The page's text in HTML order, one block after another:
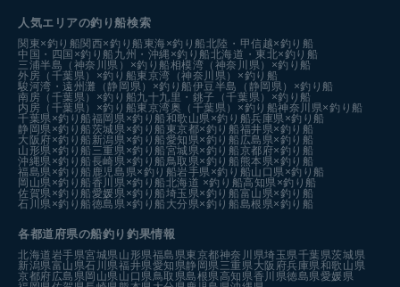
人気エリアの釣り船検索
関東×釣り船関西×釣り船 東海×釣り船北陸・甲信越×釣り船
中国・四国×釣り船 九州・沖縄×釣り船北海道・東北×釣り船
三浦半島（神奈川県）×釣り船相模湾（神奈川県）×釣り船
外房（千葉県）×釣り船東京湾（神奈川県）×釣り船
駿河湾・遠州灘（静岡県）×釣り船伊豆半島（静岡県）×釣り船
南房（千葉県）×釣り船九十九里・銚子（千葉県）×釣り船
内房（千葉県）×釣り船東京湾奥（千葉県）×釣り船神奈川県×釣り船
千葉県×釣り船福岡県×釣り船和歌山県×釣り船兵庫県×釣り船
静岡県×釣り船茨城県×釣り船 東京都×釣り船福井県×釣り船
大阪府×釣り船 新潟県×釣り船愛知県×釣り船 広島県×釣り船
山形県×釣り船 三重県×釣り船宮城県×釣り船京都府×釣り船
沖縄県×釣り船長崎県×釣り船 鳥取県×釣り船 熊本県×釣り船
福島県×釣り船 鹿児島県×釣り船岩手県×釣り船山口県×釣り船
岡山県×釣り船香川県×釣り船北海道 ×釣り船高知県×釣り船
佐賀県×釣り船愛媛県×釣り船埼玉県×釣り船富山県×釣り船
石川県×釣り船徳島県×釣り船 大分県×釣り船島根県×釣り船
各都道府県の船釣り釣果情報
北海道 岩手県宮城県 山形県福島県東京都神奈川県埼玉県千葉県茨城県
新潟県富山県石川県福井県愛知県静岡県 三重県 大阪府兵庫県和歌山県
京都府広島県岡山県 山口県 鳥取県島根県高知県香川県徳島県愛媛県